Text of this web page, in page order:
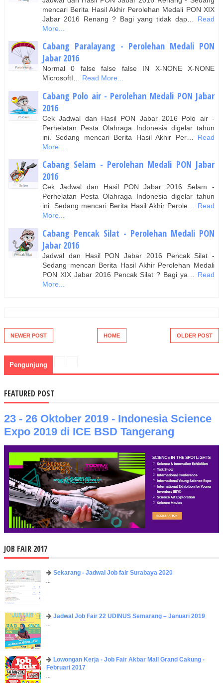
mencari Berita Hasil Akhir Perolehan Medali PON XIX
Jabar 2016 Renang ? Bagi yang tidak dap…
Read
More...
Cabang Paralayang - Perolehan Medali PON
Jabar 2016
Normal 0 false false false IN X-NONE X-NONE
MicrosoftI… Read More...
Cabang Polo air - Perolehan Medali PON Jabar
2016
Cek Jadwal dan Hasil PON Jabar 2016 Polo air -
Perhelatan Pesta Olahraga Indonesia digelar tahun
ini. Sedang mencari Berita Hasil Akhir Per…
Read
More...
Cabang Selam - Perolehan Medali PON Jabar
2016
Cek Jadwal dan Hasil PON Jabar 2016 Selam -
Perhelatan Pesta Olahraga Indonesia digelar tahun
ini. Sedang mencari Berita Hasil Akhir Perole… Read
More...
Cabang Pencak Silat - Perolehan Medali PON
Jabar 2016
Jadwal dan Hasil PON Jabar 2016 Pencak Silat -
Sedang mencari Berita Hasil Akhir Perolehan Medali
PON XIX Jabar 2016 Pencak Silat ? Bagi ya…
Read
More...
NEWER POST OLDER POST
HOME
Pengunjung
FEATURED POST
23 - 26 Oktober 2019 - Indonesia Science
Expo 2019 di ICE BSD Tangerang
JOB FAIR 2017
Sekarang - Jadwal Job fair Surabaya 2020
...
Jadwal Job Fair 22 UDINUS Semarang – Januari 2019
...
Lowongan Kerja - Job Fair ​Akbar ​Mall Grand Cakung -
Februari 2017
...